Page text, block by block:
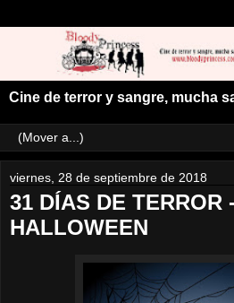
Cine de terror y sangre, mucha
viernes, 28 de septiembre de 2018
31 DÍAS DE TERROR
HALLOWEEN